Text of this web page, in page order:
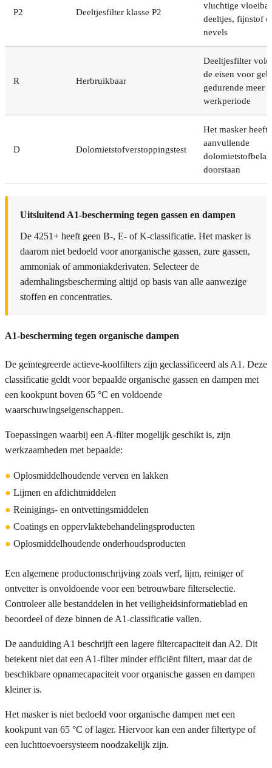
P2 Deeltjesfilter klasse P2
vluchtige
deeltjes, fijnstof
nevels
R Herbruikbaar
Deeltjesfilter
de eisen voor
gedurende meer
werkperiode
D Dolomietstofverstoppingstest
Het masker heeft
aanvullende
doorstaan
Uitsluitend A1-bescherming tegen gassen en dampen
De 4251+ heeft geen B-, E- of K-classificatie. Het masker is
daarom niet bedoeld voor anorganische gassen, zure gassen,
ammoniak of ammoniakderivaten. Selecteer de
ademhalingsbescherming altijd op basis van alle aanwezige
stoffen en concentraties.
A1-bescherming tegen organische dampen
De geïntegreerde actieve-koolfilters zijn geclassificeerd als A1. Deze
classificatie geldt voor bepaalde organische gassen en dampen met
een kookpunt boven 65 °C en voldoende
waarschuwingseigenschappen.
Toepassingen waarbij een A-filter mogelijk geschikt is, zijn
werkzaamheden met bepaalde:
● Oplosmiddelhoudende verven en lakken
● Lijmen en afdichtmiddelen
● Reinigings- en ontvettingsmiddelen
● Coatings en oppervlaktebehandelingsproducten
● Oplosmiddelhoudende onderhoudsproducten
Een algemene productomschrijving zoals verf, lijm, reiniger of
ontvetter is onvoldoende voor een betrouwbare filterselectie.
Controleer alle bestanddelen in het veiligheidsinformatieblad en
beoordeel of deze binnen de A1-classificatie vallen.
De aanduiding A1 beschrijft een lagere filtercapaciteit dan A2. Dit
betekent niet dat een A1-filter minder efficiënt filtert, maar dat de
beschikbare opnamecapaciteit voor organische gassen en dampen
kleiner is.
Het masker is niet bedoeld voor organische dampen met een
kookpunt van 65 °C of lager. Hiervoor kan een ander filtertype of
een luchttoevoersysteem noodzakelijk zijn.